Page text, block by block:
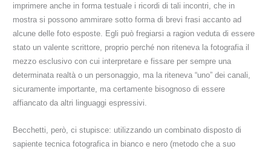
imprimere anche in forma testuale i ricordi di tali incontri, che in
mostra si possono ammirare sotto forma di brevi frasi accanto ad
alcune delle foto esposte . Egli può fregiarsi a ragion veduta di essere
stato un valente scrittore, proprio perché non riteneva la fotografia il
mezzo esclusivo con cui interpretare e fissare per sempre una
determinata realtà o un personaggio, ma la riteneva “uno” dei canali,
sicuramente importante, ma certamente bisognoso di essere
affiancato da altri linguaggi espressivi.
Becchetti, però, ci stupisce: utilizzando un combinato disposto di
sapiente tecnica fotografica in bianco e nero (metodo che a suo